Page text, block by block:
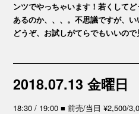
ンツでやっちゃいます！若くして
あるのか、、、。不思議ですが、
どうぞ、お試しがてらでもいいので
2018.07.13 金曜日
18:30 / 19:00 ■ 前売/当日 ¥2,500/